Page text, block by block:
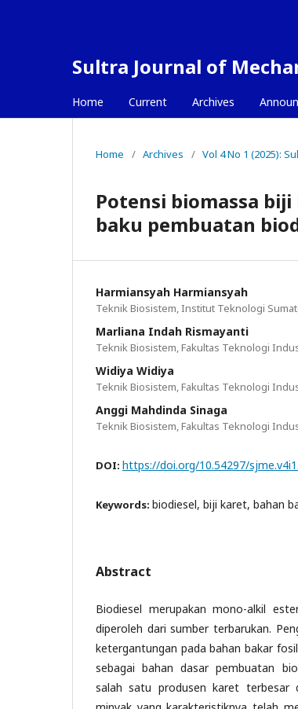
Sultra Journal of
Home Current Archives
Home / Archives / Vol 4 No 1 (2025):
Potensi biomassa
baku pembuatan
Harmiansyah Harmiansyah
Teknik Biosistem, Institut Teknologi
Marliana Indah Rismayanti
Teknik Biosistem, Fakultas Teknologi
Widiya Widiya
Teknik Biosistem, Fakultas Teknologi
Anggi Mahdinda Sinaga
Teknik Biosistem, Fakultas Teknologi
DOI: https://doi.org/10.54297/
Keywords: biodiesel, biji karet, bahan
Abstract
Biodiesel merupakan mono-alkil
diperoleh dari sumber terbarukan.
ketergantungan pada bahan bakar
sebagai bahan dasar pembuatan
salah satu produsen karet